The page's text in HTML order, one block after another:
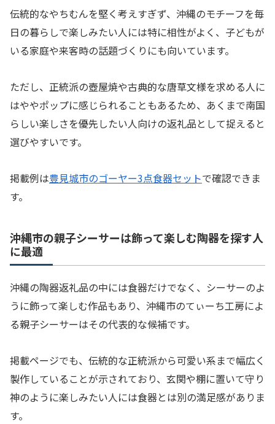
伝統的なやちむんを堅く考えすぎず、沖縄のモチーフを毎
日の暮らしで楽しみたい人には特に相性がよく、子どもが
いる家庭や来客時の話題づくりにも向いています。
ただし、正統派の壺屋焼や古典的な唐草文様を求める人に
はややポップに感じられることもあるため、あくまで南国
らしい楽しさを優先したい人向けの返礼品として捉えると
選びやすいです。
掲載例は豊見城市のゴーヤー3点食器セットで確認できま
す。
沖縄市の親子シーサーは飾って楽しむ陶器を探す人
に最適
沖縄の陶器返礼品の中には食器だけでなく、シーサーのよ
うに飾って楽しむ作品もあり、沖縄市のてぃーち工房によ
る親子シーサーはその代表的な候補です。
掲載ページでも、伝統的な正統派から可愛い系まで幅広く
製作していることが示されており、玄関や棚に置いて守り
神のように楽しみたい人には食器とは別の満足感がありま
す。